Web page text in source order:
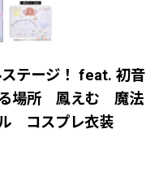
テージ！ feat. 初音
場所 鳳えむ 魔法
コスプレ衣装